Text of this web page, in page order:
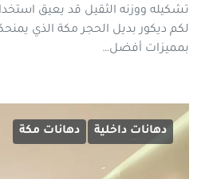
تشكيله ووزنه الثقيل قد يعيق
لكم ديكور بديل الحجر مكة الذي
بمميزات أفضل…
دهانات داخلية دهانات مكة